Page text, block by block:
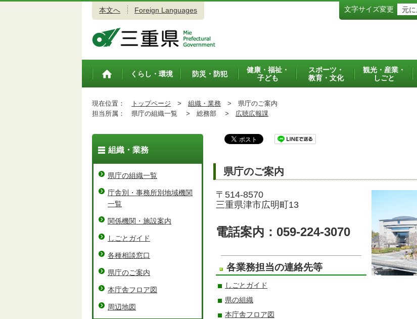
本文へ Foreign Languages 文字サイズ変更 元
トップペ
くらし・環境 防災・防犯
健康・福祉・
子ども
スポーツ・
教育・文化
観光・産業・
しごと
現在位置： トップページ > 組織・業務 > 県庁のご案内
担当所属：
県庁の組織一覧 > 総務部 > 広聴広報課
県庁のご案内
〒514-8570
三重県津市広明町13
電話案内：059-224-3070
各業務担当の連絡先等
しごとガイド
県の組織
本庁舎フロア図
組織・業務
県庁の組織一覧
庁舎別・事務所別地域機関
一覧
関係機関・施設案内
しごとガイド
各種相談窓口
県庁のご案内
本庁舎フロア図
周辺地図